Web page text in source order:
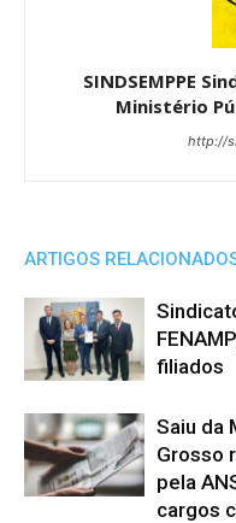
SINDSEMPPE
Ministério
http://
ARTIGOS
filiados
Saiu da
Grosso
pela
cargos